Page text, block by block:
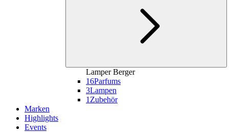
Lamper Berger
16Parfums
3Lampen
1 Zubehör
Marken
Highlights
Events